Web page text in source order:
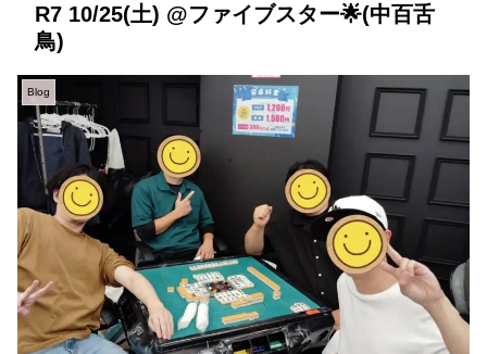
R7 10/25(土) @ファイブスター🌟(中百舌
鳥)
Blog